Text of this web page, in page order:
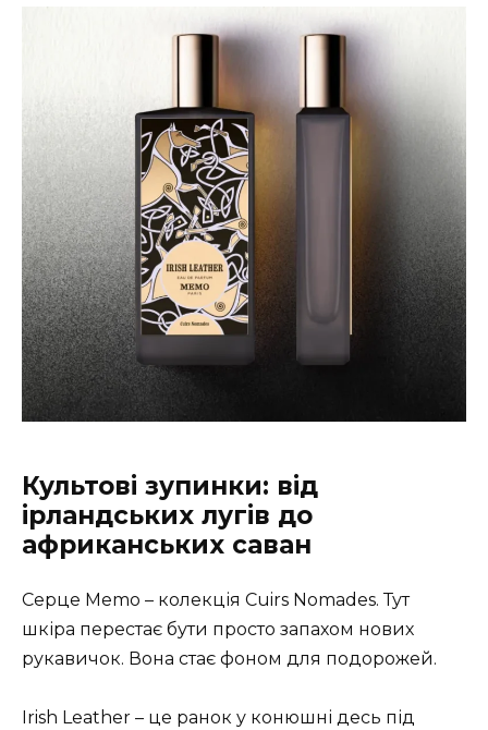
Культові зупинки: від
ірландських лугів до
африканських саван
Серце Memo – колекція Cuirs Nomades. Тут
шкіра перестає бути просто запахом нових
рукавичок. Вона стає фоном для подорожей.
Irish Leather – це ранок у конюшні десь під